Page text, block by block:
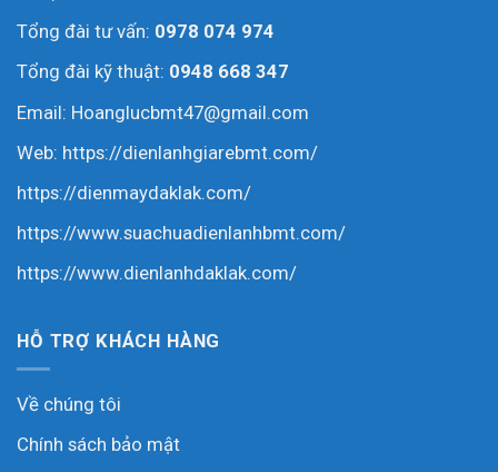
Tổng đài tư vấn: 0978 074 974
Tổng đài kỹ thuật: 0948 668 347
Email: Hoanglucbmt47@gmail.com
Web: https://dienlanhgiarebmt.com/
https://dienmaydaklak.com/
https://www.suachuadienlanhbmt.com/
https://www.dienlanhdaklak.com/
HỖ TRỢ KHÁCH HÀNG
Về chúng tôi
Chính sách bảo mật